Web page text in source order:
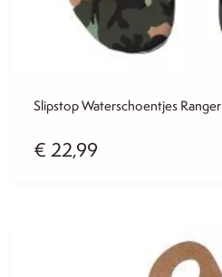
Slipstop Waterschoentjes Ranger
€ 22,99